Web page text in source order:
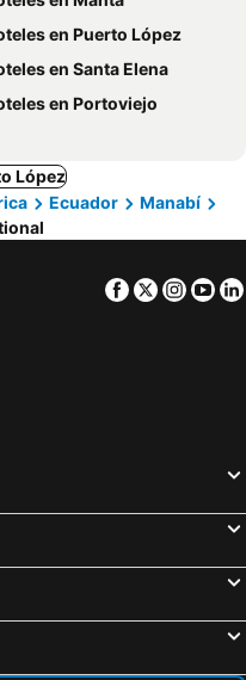
en Puerto López
en Santa Elena
en Portoviejo
López
Ecuador
Manabí
Facebook
Twitter